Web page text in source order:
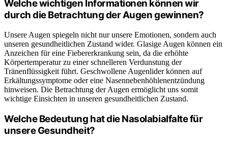
Welche wichtigen Informationen können wir
durch die Betrachtung der Augen gewinnen?
Unsere Augen spiegeln nicht nur unsere Emotionen, sondern auch
unseren gesundheitlichen Zustand wider. Glasige Augen können ein
Anzeichen für eine Fiebererkrankung sein, da die erhöhte
Körpertemperatur zu einer schnelleren Verdunstung der
Tränenflüssigkeit führt. Geschwollene Augenlider können auf
Erkältungssymptome oder eine Nasennebenhöhlenentzündung
hinweisen. Die Betrachtung der Augen ermöglicht uns somit
wichtige Einsichten in unseren gesundheitlichen Zustand.
Welche Bedeutung hat die Nasolabialfalte für
unsere Gesundheit?